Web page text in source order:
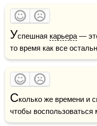
Успешная карьера —
то время как все
Сколько же времени и
чтобы воспользоваться